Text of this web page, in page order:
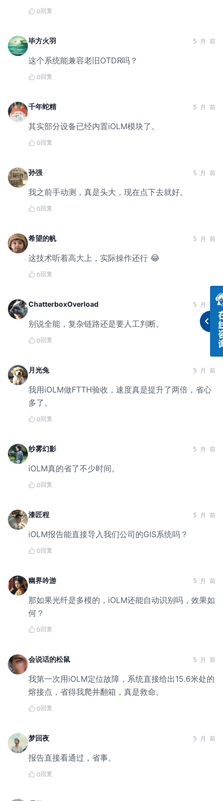
0 回复
毕方火羽 5 月 前
这个系统能兼容老旧OTDR吗？
0 回复
千年蛇精 5 月 前
其实部分设备已经内置iOLM模块了。
0 回复
孙强 5 月 前
我之前手动测，真是头大，现在点下去就好。
0 回复
希望的帆 5 月 前
这技术听着高大上，实际操作还行 😂
0 回复
ChatterboxOverload 5 月 前
别说全能，复杂链路还是要人工判断。
0 回复
月光兔 5 月 前
我用iOLM做FTTH验收，速度真是提升了两倍，省心
多了。
0 回复
纱雾幻影 5 月 前
iOLM真的省了不少时间。
0 回复
漆匠程 5 月 前
iOLM报告能直接导入我们公司的GIS系统吗？
0 回复
幽界吟游 5 月 前
那如果光纤是多模的，iOLM还能自动识别吗，效果如
何？
0 回复
会说话的松鼠 5 月 前
我第一次用iOLM定位故障，系统直接给出15.6米处的
熔接点，省得我爬井翻箱，真是救命。
0 回复
梦回夜 5 月 前
报告直接看通过，省事。
0 回复